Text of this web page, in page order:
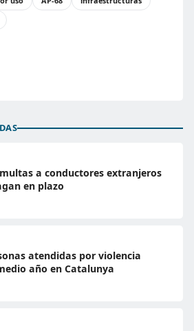
a conductores extranjeros
en plazo
atendidas por violencia
año en Catalunya